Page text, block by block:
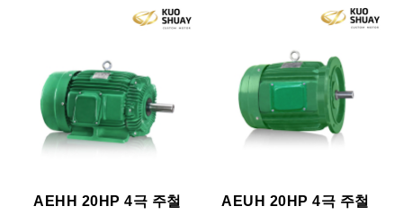
AEHH 20HP 4극 주철
AEUH 20HP 4극 주철